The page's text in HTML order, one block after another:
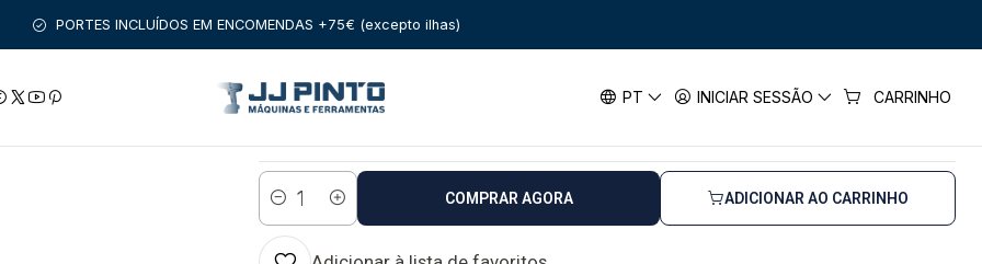
PT INICIAR SESSÃO CARRINHO
PORTES INCLUÍDOS EM ENCOMENDAS +75€ (excepto ilhas)
FERRAMENTAS COM FIO Berbequim EHB32/4.2 EIBENSTOCK
Berbequim EHB32/4.2 EIBENSTOCK
Estado: Envio em 5 a 10 dias úteis
Quantidade
ADICIONAR AO CARRINHO
COMPRAR AGORA